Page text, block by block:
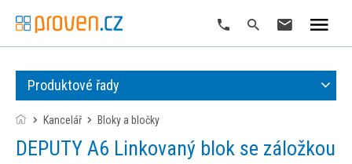
Produktové řady
Kancelář bloky a bločky
DEPUTY A6 Linkovaný blok se záložkou